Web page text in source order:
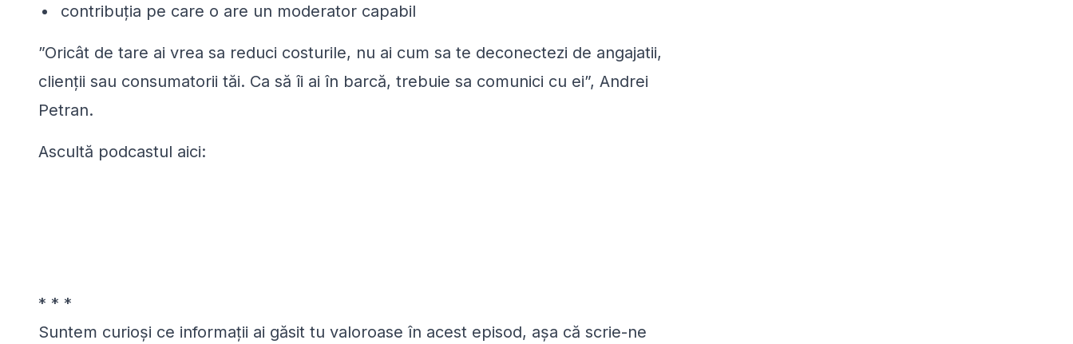
contribuția pe care o are un moderator capabil
”Oricât de tare ai vrea sa reduci costurile, nu ai cum sa te deconectezi de angajatii,
clienții sau consumatorii tăi. Ca să îi ai în barcă, trebuie sa comunici cu ei”, Andrei
Petran.
Ascultă podcastul aici:
* * *
Suntem curioși ce informații ai găsit tu valoroase în acest episod, așa că scrie-ne